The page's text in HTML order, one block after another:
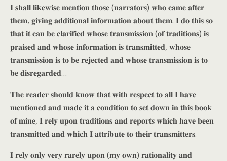
𝐈 𝐬𝐡𝐚𝐥𝐥 𝐥𝐢𝐤𝐞𝐰𝐢𝐬𝐞 𝐦𝐞𝐧𝐭𝐢𝐨𝐧 𝐭𝐡𝐨𝐬𝐞 (𝐧𝐚𝐫𝐫𝐚𝐭𝐨𝐫𝐬) 𝐰𝐡𝐨 𝐜𝐚𝐦𝐞 𝐚𝐟𝐭𝐞𝐫
𝐭𝐡𝐞𝐦, 𝐠𝐢𝐯𝐢𝐧𝐠 𝐚𝐝𝐝𝐢𝐭𝐢𝐨𝐧𝐚𝐥 𝐢𝐧𝐟𝐨𝐫𝐦𝐚𝐭𝐢𝐨𝐧 𝐚𝐛𝐨𝐮𝐭 𝐭𝐡𝐞𝐦. 𝐈 𝐝𝐨 𝐭𝐡𝐢𝐬 𝐬𝐨
𝐭𝐡𝐚𝐭 𝐢𝐭 𝐜𝐚𝐧 𝐛𝐞 𝐜𝐥𝐚𝐫𝐢𝐟𝐢𝐞𝐝 𝐰𝐡𝐨𝐬𝐞 𝐭𝐫𝐚𝐧𝐬𝐦𝐢𝐬𝐬𝐢𝐨𝐧 (𝐨𝐟 𝐭𝐫𝐚𝐝𝐢𝐭𝐢𝐨𝐧𝐬) 𝐢𝐬
𝐩𝐫𝐚𝐢𝐬𝐞𝐝 𝐚𝐧𝐝 𝐰𝐡𝐨𝐬𝐞 𝐢𝐧𝐟𝐨𝐫𝐦𝐚𝐭𝐢𝐨𝐧 𝐢𝐬 𝐭𝐫𝐚𝐧𝐬𝐦𝐢𝐭𝐭𝐞𝐝, 𝐰𝐡𝐨𝐬𝐞
𝐭𝐫𝐚𝐧𝐬𝐦𝐢𝐬𝐬𝐢𝐨𝐧 𝐢𝐬 𝐭𝐨 𝐛𝐞 𝐫𝐞𝐣𝐞𝐜𝐭𝐞𝐝 𝐚𝐧𝐝 𝐰𝐡𝐨𝐬𝐞 𝐭𝐫𝐚𝐧𝐬𝐦𝐢𝐬𝐬𝐢𝐨𝐧 𝐢𝐬 𝐭𝐨
𝐛𝐞 𝐝𝐢𝐬𝐫𝐞𝐠𝐚𝐫𝐝𝐞𝐝…
𝐓𝐡𝐞 𝐫𝐞𝐚𝐝𝐞𝐫 𝐬𝐡𝐨𝐮𝐥𝐝 𝐤𝐧𝐨𝐰 𝐭𝐡𝐚𝐭 𝐰𝐢𝐭𝐡 𝐫𝐞𝐬𝐩𝐞𝐜𝐭 𝐭𝐨 𝐚𝐥𝐥 𝐈 𝐡𝐚𝐯𝐞
𝐦𝐞𝐧𝐭𝐢𝐨𝐧𝐞𝐝 𝐚𝐧𝐝 𝐦𝐚𝐝𝐞 𝐢𝐭 𝐚 𝐜𝐨𝐧𝐝𝐢𝐭𝐢𝐨𝐧 𝐭𝐨 𝐬𝐞𝐭 𝐝𝐨𝐰𝐧 𝐢𝐧 𝐭𝐡𝐢𝐬 𝐛𝐨𝐨𝐤
𝐨𝐟 𝐦𝐢𝐧𝐞, 𝐈 𝐫𝐞𝐥𝐲 𝐮𝐩𝐨𝐧 𝐭𝐫𝐚𝐝𝐢𝐭𝐢𝐨𝐧𝐬 𝐚𝐧𝐝 𝐫𝐞𝐩𝐨𝐫𝐭𝐬 𝐰𝐡𝐢𝐜𝐡 𝐡𝐚𝐯𝐞 𝐛𝐞𝐞𝐧
𝐭𝐫𝐚𝐧𝐬𝐦𝐢𝐭𝐭𝐞𝐝 𝐚𝐧𝐝 𝐰𝐡𝐢𝐜𝐡 𝐈 𝐚𝐭𝐭𝐫𝐢𝐛𝐮𝐭𝐞 𝐭𝐨 𝐭𝐡𝐞𝐢𝐫 𝐭𝐫𝐚𝐧𝐬𝐦𝐢𝐭𝐭𝐞𝐫𝐬.
𝐈 𝐫𝐞𝐥𝐲 𝐨𝐧𝐥𝐲 𝐯𝐞𝐫𝐲 𝐫𝐚𝐫𝐞𝐥𝐲 𝐮𝐩𝐨𝐧 (𝐦𝐲 𝐨𝐰𝐧) 𝐫𝐚𝐭𝐢𝐨𝐧𝐚𝐥𝐢𝐭𝐲 𝐚𝐧𝐝